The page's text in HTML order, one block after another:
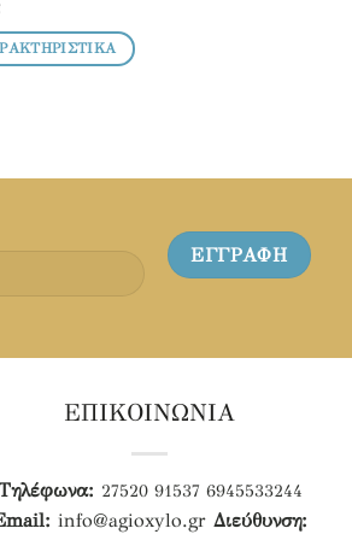
ΕΠΙΚΟΙΝΩΝΙΑ
27520 91537 6945533244
info@agioxylo.gr Διεύθυνση: